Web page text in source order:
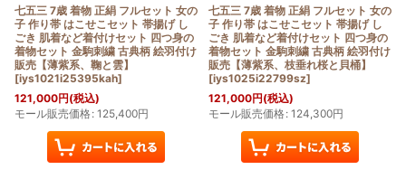
七五三 7歳 着物 正絹 フルセット 女の
子 作り帯 はこせこセット 帯揚げ し
ごき 肌着など着付けセット 四つ身の
着物セット 金駒刺繍 古典柄 絵羽付け
販売【薄紫系、鞠と雲】
[iys1021i25395kah]
121,000円(税込)
モール販売価格: 125,400円
七五三 7歳 着物 正絹 フルセット 女の
子 作り帯 はこせこセット 帯揚げ し
ごき 肌着など着付けセット 四つ身の
着物セット 金駒刺繍 古典柄 絵羽付け
販売【薄紫系、枝垂れ桜と貝桶】
[iys1025i22799sz]
121,000円(税込)
モール販売価格: 124,300円